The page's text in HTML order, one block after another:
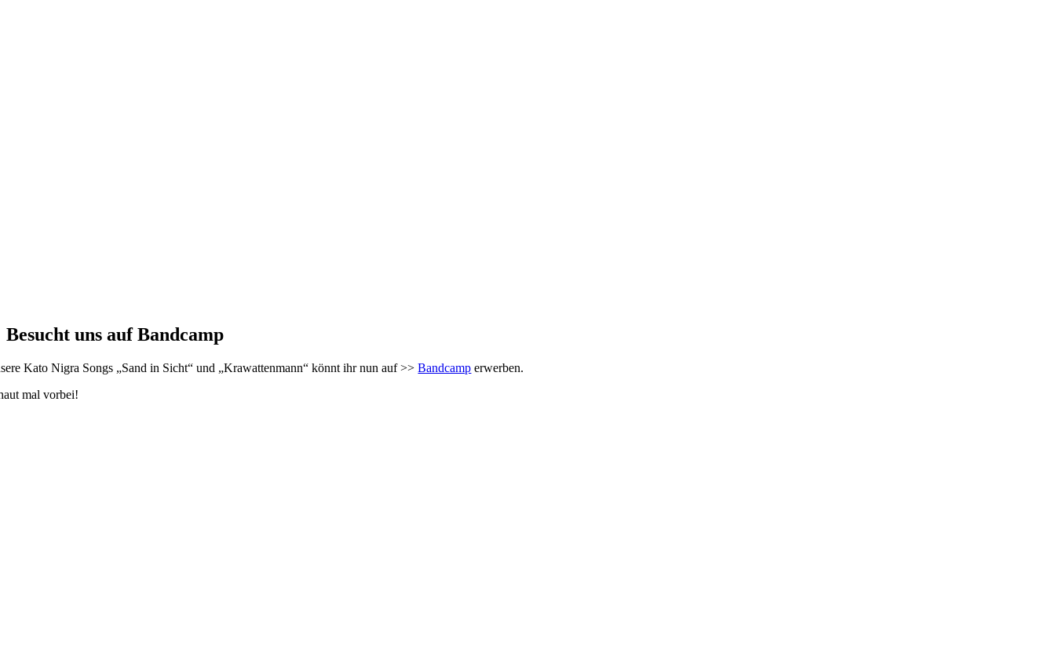
Besucht uns auf Bandcamp
Kato Nigra Songs „Sand in Sicht“ und „Krawattenmann“ könnt ihr nun auf >>Bandcamp erwerben.
mal vorbei!